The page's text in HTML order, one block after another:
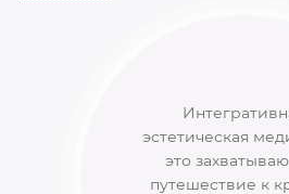
эстетическая
это
путешествие к